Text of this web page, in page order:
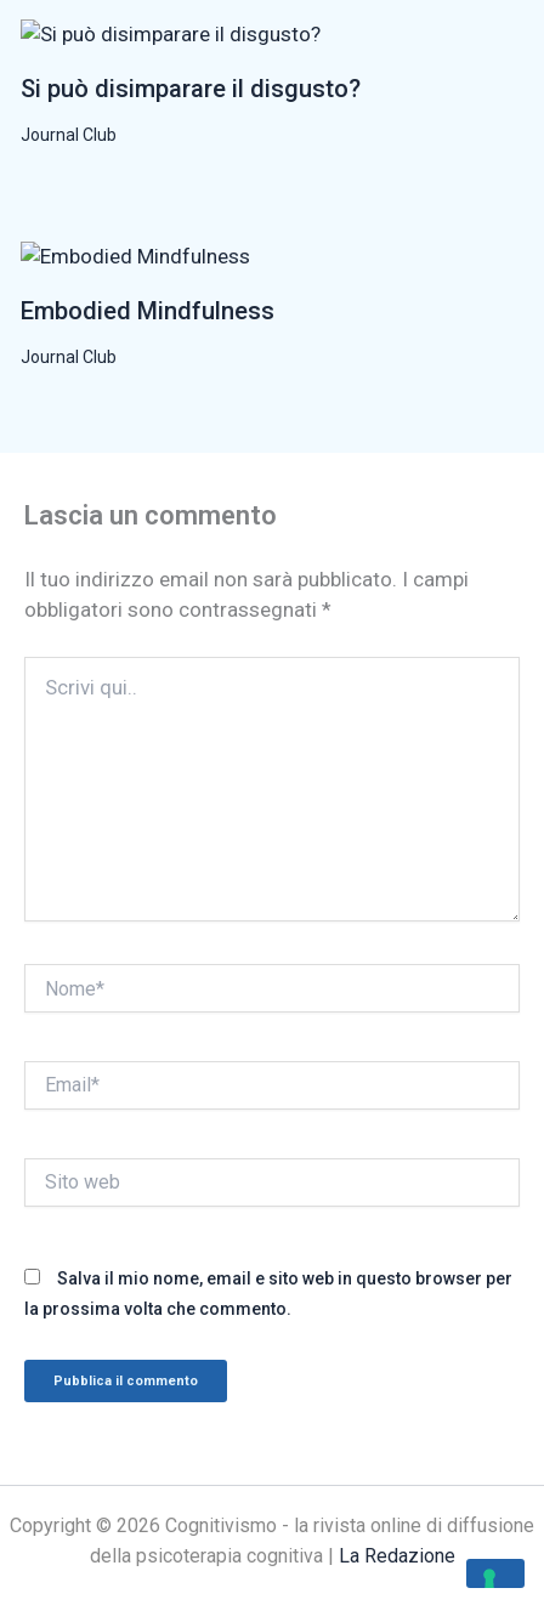
Si può disimparare il disgusto?
Journal Club
Embodied Mindfulness
Journal Club
Lascia un commento
Il tuo indirizzo email non sarà pubblicato. I campi
obbligatori sono contrassegnati *
qui..
web
Salva il mio nome, email e sito web in questo browser per
la prossima volta che commento.
Copyright © 2026 Cognitivismo - la rivista online di diffusione
della psicoterapia cognitiva | La Redazione